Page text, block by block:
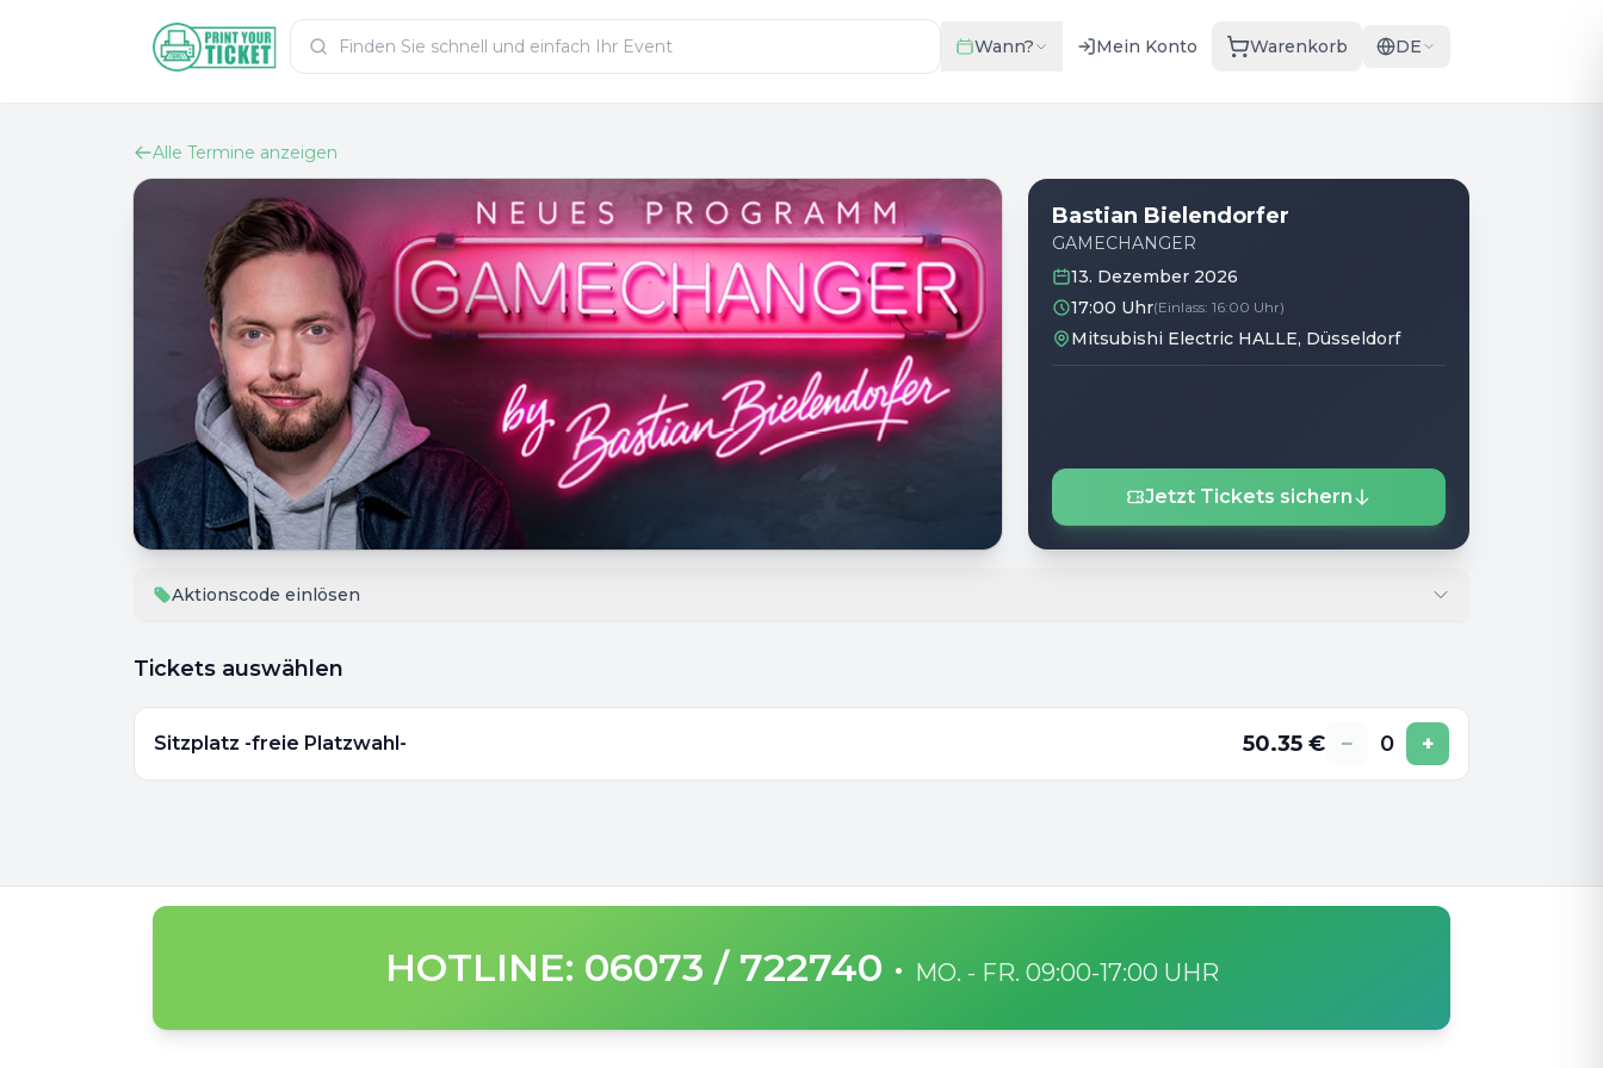
Zum HauptinhaltPrintYourTicket
Wann? Mein Konto Warenkorb DE
Alle Termine anzeigen
Bastian Bielendorfer
GAMECHANGER
13. Dezember 2026
17:00 Uhr(Einlass:16:00 Uhr)
Mitsubishi Electric HALLE, Düsseldorf
Jetzt Tickets sichern
Aktionscode einlösen
Tickets auswählen
Sitzplatz -freie Platzwahl- 50.35 € − 0 +
HOTLINE: 06073 / 722740 · MO. - FR. 09:00-17:00 UHR